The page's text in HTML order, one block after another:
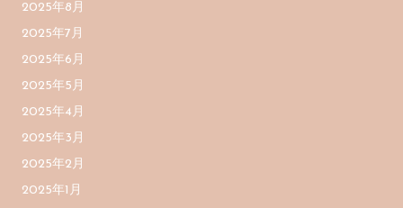
2025年8月
2025年7月
2025年6月
2025年5月
2025年4月
2025年3月
2025年2月
2025年1月